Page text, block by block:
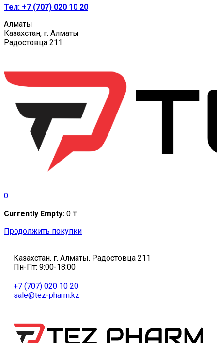
Тел: +7 (707) 020 10 20
Алматы
Казахстан, г. Алматы
Радостовца 211
0
Currently Empty: 0 ₸
Продолжить покупки
Казахстан, г. Алматы, Радостовца 211
Пн-Пт: 9:00-18:00
+7 (707) 020 10 20
sale@tez-pharm.kz